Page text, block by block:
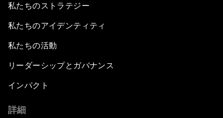
私たちのストラテジー
私たちのアイデンティティ
私たちの活動
リーダーシップとガバナンス
インパクト
詳細